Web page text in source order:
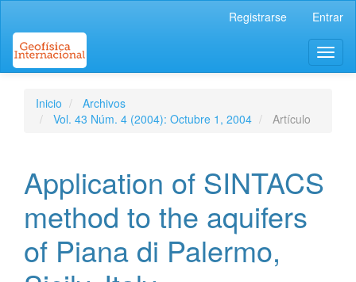
Contenido
principal
Barra
Registrarse Entrar
Inicio
Archivos
Vol. 43 Núm. 4 (2004): Octubre 1, 2004
Artículo
Application of SINTACS
method to the aquifers
of Piana di Palermo,